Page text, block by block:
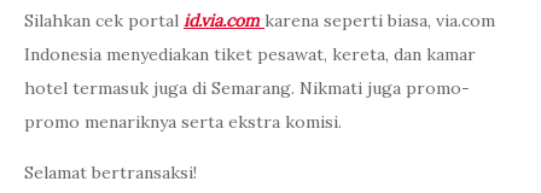
Silahkan cek portal id.via.com karena seperti biasa, via.com
Indonesia menyediakan tiket pesawat, kereta, dan kamar
hotel termasuk juga di Semarang. Nikmati juga promo-
promo menariknya serta ekstra komisi.
Selamat bertransaksi!